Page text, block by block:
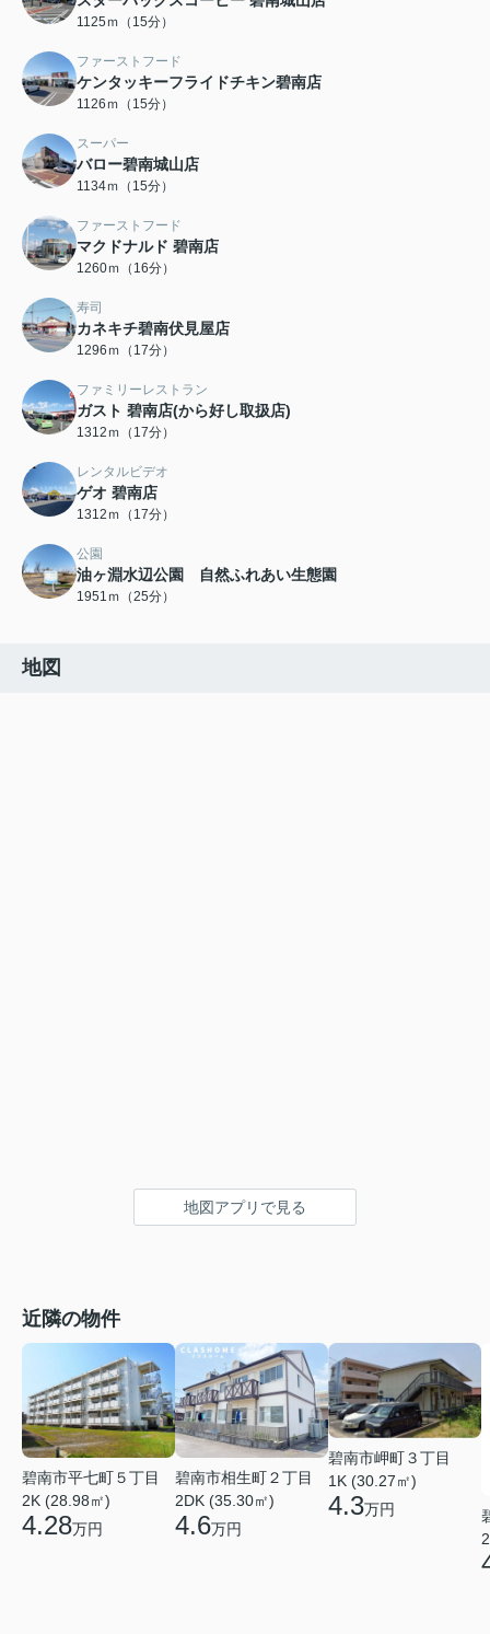
1125ｍ（15分）
ファーストフード
ケンタッキーフライドチキン碧南店
1126ｍ（15分）
スーパー
バロー碧南城山店
1134ｍ（15分）
ファーストフード
マクドナルド 碧南店
1260ｍ（16分）
寿司
カネキチ碧南伏見屋店
1296ｍ（17分）
ファミリーレストラン
ガスト 碧南店(から好し取扱店)
1312ｍ（17分）
レンタルビデオ
ゲオ 碧南店
1312ｍ（17分）
公園
油ヶ淵水辺公園 自然ふれあい生態園
1951ｍ（25分）
地図
地図アプリで見る
近隣の物件
碧南市平七町５丁目
2K (28.98㎡)
4.28万円
碧南市相生町２丁目
2DK (35.30㎡)
4.6万円
碧南市岬町３丁目
1K (30.27㎡)
4.3万円